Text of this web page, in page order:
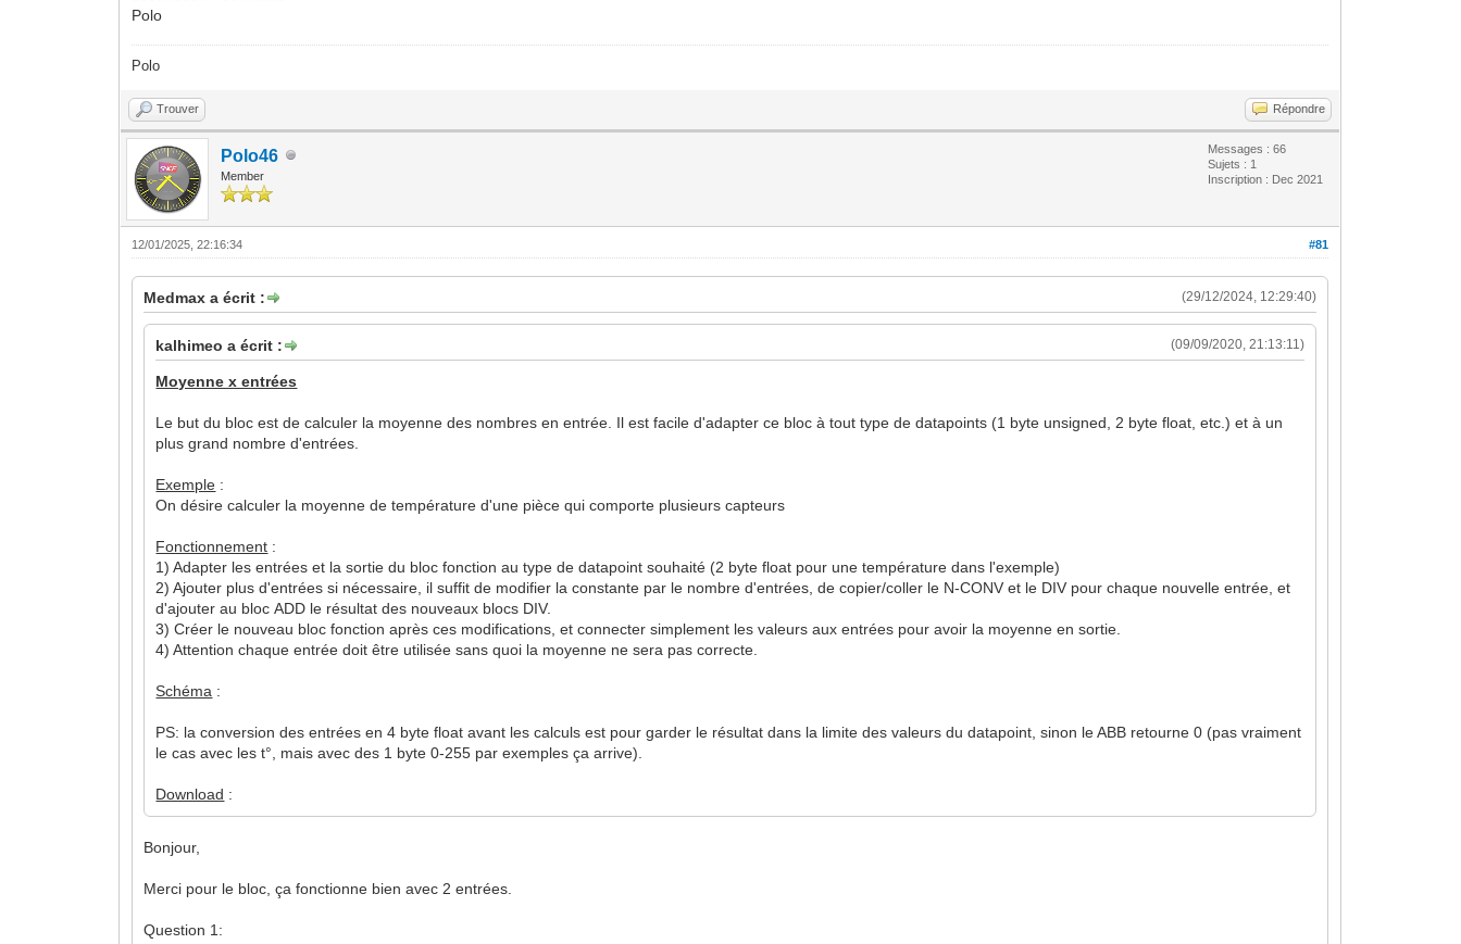
Polo
Polo
Trouver Répondre
Polo46
Member
Messages : 66
Sujets : 1
Inscription : Dec 2021
#81
12/01/2025, 22:16:34
(29/12/2024, 12:29:40)
Medmax a écrit :
(09/09/2020, 21:13:11)
kalhimeo a écrit :
Moyenne x entrées
Le but du bloc est de calculer la moyenne des nombres en entrée. Il est facile d'adapter ce bloc à tout type de datapoints (1 byte unsigned, 2 byte float, etc.) et à un
plus grand nombre d'entrées.
Exemple :
On désire calculer la moyenne de température d'une pièce qui comporte plusieurs capteurs
Fonctionnement :
1) Adapter les entrées et la sortie du bloc fonction au type de datapoint souhaité (2 byte float pour une température dans l'exemple)
2) Ajouter plus d'entrées si nécessaire, il suffit de modifier la constante par le nombre d'entrées, de copier/coller le N-CONV et le DIV pour chaque nouvelle entrée, et
d'ajouter au bloc ADD le résultat des nouveaux blocs DIV.
3) Créer le nouveau bloc fonction après ces modifications, et connecter simplement les valeurs aux entrées pour avoir la moyenne en sortie.
4) Attention chaque entrée doit être utilisée sans quoi la moyenne ne sera pas correcte.
Schéma :
PS: la conversion des entrées en 4 byte float avant les calculs est pour garder le résultat dans la limite des valeurs du datapoint, sinon le ABB retourne 0 (pas vraiment
le cas avec les t°, mais avec des 1 byte 0-255 par exemples ça arrive).
Download :
Bonjour,
Merci pour le bloc, ça fonctionne bien avec 2 entrées.
Question 1: